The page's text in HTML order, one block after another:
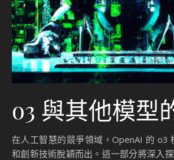
o3 與其他模型
在人工智慧的競爭領域，OpenAI 的 o3
和創新技術脫穎而出。這一部分將深入